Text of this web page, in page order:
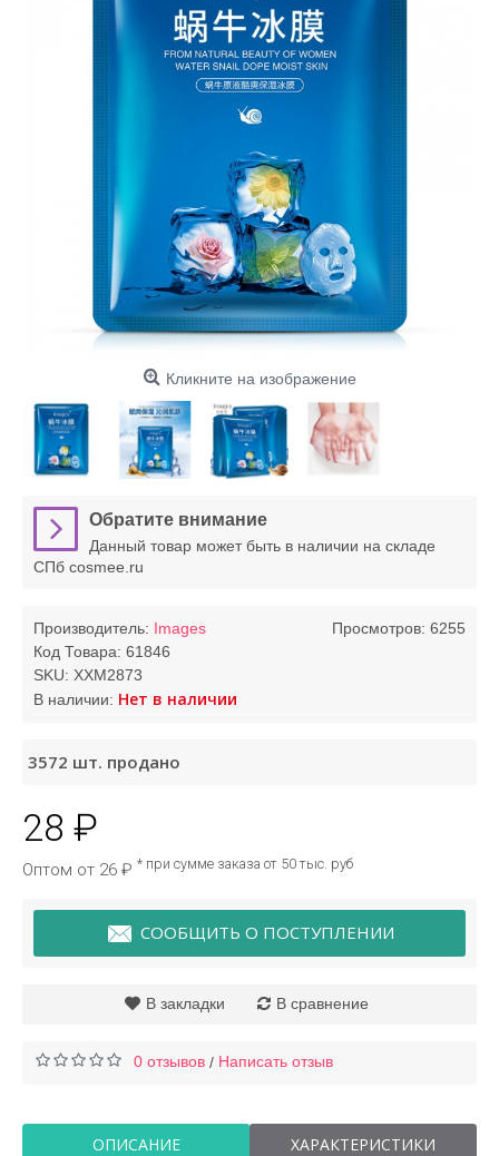
Кликните на изображение
Обратите внимание
Данный товар может быть в наличии на складе
СПб cosmee.ru
Просмотров: 6255
Производитель: Images
Код Товара: 61846
SKU: XXM2873
В наличии: Нет в наличии
3572 шт. продано
28 ₽
Оптом от 26 ₽ * при сумме заказа от 50 тыс. руб
СООБЩИТЬ О ПОСТУПЛЕНИИ
В закладки В сравнение
0 отзывов / Написать отзыв
ОПИСАНИЕ
ХАРАКТЕРИСТИКИ